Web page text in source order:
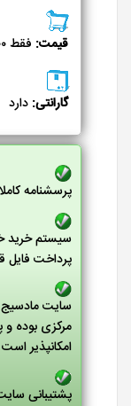
قیمت: فقط ۸,۹۰۰ تومان
گارانتی: دارد
پرسشنامه
سیستم خرید
پرداخت فایل
سایت مادسیج
مرکزی بوده و
امکانپذیر است